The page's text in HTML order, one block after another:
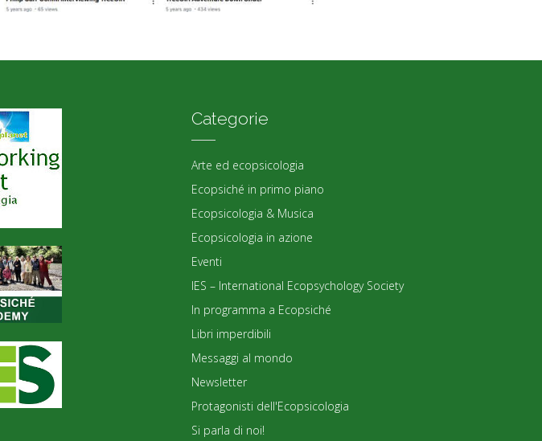
Categorie
Arte ed ecopsicologia
Ecopsiché in primo piano
Ecopsicologia & Musica
Ecopsicologia in azione
Eventi
IES – International Ecopsychology Society
In programma a Ecopsiché
Libri imperdibili
Messaggi al mondo
Newsletter
Protagonisti dell'Ecopsicologia
Si parla di noi!